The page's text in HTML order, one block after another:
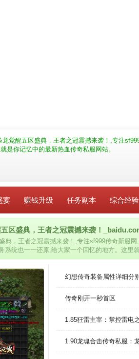
觉醒五区盛典，王者之冠震撼来袭！,专注
是你记忆中的最新热血传奇私服网站。
宴 赚钱升级 任务副本 综合经验
区盛典，王者之冠震撼来袭！
典，王者之冠震撼来袭！,专注sf999传奇新服
系统也一一还原,给大家一个回忆的地方。这里
幻想传奇装备属性详细分
传奇刚开一秒首区
1.85狂雷主宰：掌控雷电
1.90龙魂合击传奇私服：